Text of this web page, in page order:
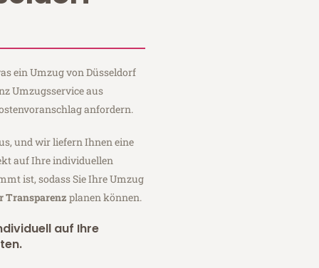
ein Umzug von Düsseldorf
Umzugsservice aus
anfordern.
und wir liefern Ihnen eine
auf Ihre individuellen
ist, sodass Sie Ihre Umzug
Transparenz planen können.
auf Ihre